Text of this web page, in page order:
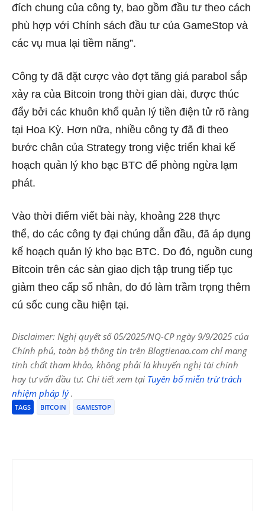
đích chung của công ty, bao gồm đầu tư theo cách
phù hợp với Chính sách đầu tư của GameStop và
các vụ mua lại tiềm năng”.
Công ty đã đặt cược vào đợt tăng giá parabol sắp
xảy ra của Bitcoin trong thời gian dài, được thúc
đẩy bởi các khuôn khổ quản lý tiền điện tử rõ ràng
tại Hoa Kỳ. Hơn nữa, nhiều công ty đã đi theo
bước chân của Strategy trong việc triển khai kế
hoạch quản lý kho bạc BTC để phòng ngừa lạm
phát.
Vào thời điểm viết bài này, khoảng 228 thực
thể, do các công ty đại chúng dẫn đầu, đã áp dụng
kế hoạch quản lý kho bạc BTC. Do đó, nguồn cung
Bitcoin trên các sàn giao dịch tập trung tiếp tục
giảm theo cấp số nhân, do đó làm trầm trọng thêm
cú sốc cung cầu hiện tại.
Disclaimer: Nghị quyết số 05/2025/NQ-CP ngày 9/9/2025 của
Chính phủ, toàn bộ thông tin trên Blogtienao.com chỉ mang
tính chất tham khảo, không phải là khuyến nghị tài chính
hay tư vấn đầu tư. Chi tiết xem tại Tuyên bố miễn trừ trách
nhiệm pháp lý.
TAGS BITCOIN GAMESTOP